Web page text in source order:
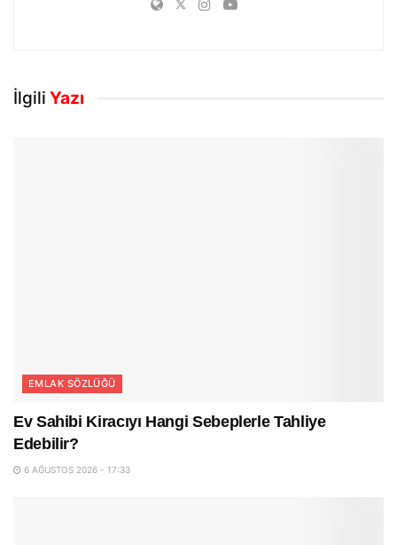
İlgili Yazı
EMLAK SÖZLÜĞÜ
Ev Sahibi Kiracıyı Hangi Sebeplerle Tahliye
Edebilir?
6 AĞUSTOS 2026 - 17:33